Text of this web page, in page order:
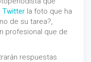
Twitter la foto que ha
de su tarea?,
profesional que de
respuestas